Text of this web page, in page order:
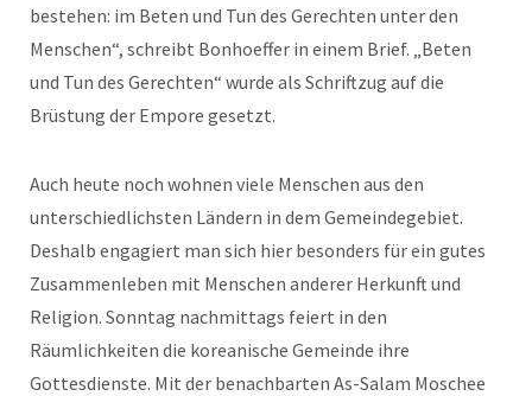
bestehen: im Beten und Tun des Gerechten unter den
Menschen“, schreibt Bonhoeffer in einem Brief. „Beten
und Tun des Gerechten“ wurde als Schriftzug auf die
Brüstung der Empore gesetzt.
Auch heute noch wohnen viele Menschen aus den
unterschiedlichsten Ländern in dem Gemeindegebiet.
Deshalb engagiert man sich hier besonders für ein gutes
Zusammenleben mit Menschen anderer Herkunft und
Religion. Sonntag nachmittags feiert in den
Räumlichkeiten die koreanische Gemeinde ihre
Gottesdienste. Mit der benachbarten As-Salam Moschee